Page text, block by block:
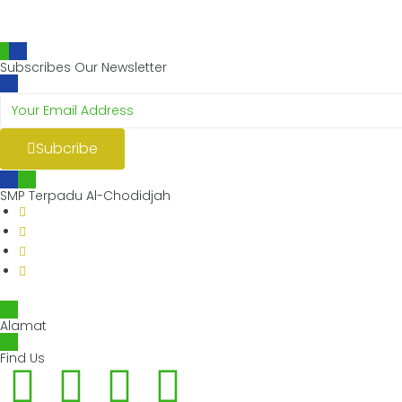
Subscribes Our Newsletter
Subcribe
SMP Terpadu Al-Chodidjah
Alamat
Find Us